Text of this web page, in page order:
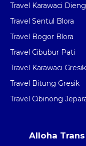
Travel Karawaci Dieng
Travel Sentul Blora
Travel Bogor Blora
Travel Cibubur Pati
Travel Karawaci Gresik
Travel Bitung Gresik
Travel Cibinong
Alloha